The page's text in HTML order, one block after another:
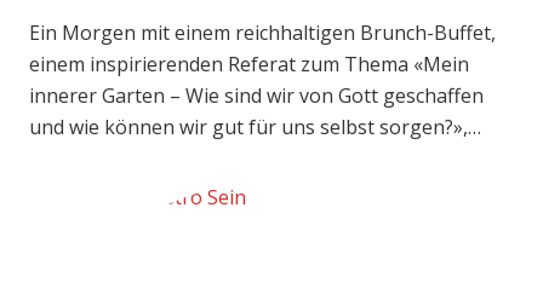
Ein Morgen mit einem reichhaltigen Brunch-Buffet,
einem inspirierenden Referat zum Thema «Mein
innerer Garten – Wie sind wir von Gott geschaffen
und wie können wir gut für uns selbst sorgen?»,…